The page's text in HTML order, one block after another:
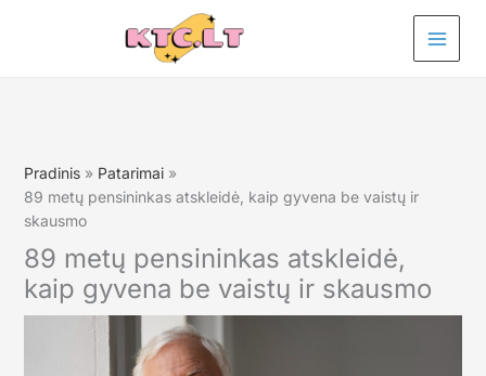
Pradinis
Patarimai
89 metų pensininkas atskleidė, kaip gyvena be vaistų ir
skausmo
89 metų pensininkas atskleidė,
kaip gyvena be vaistų ir skausmo